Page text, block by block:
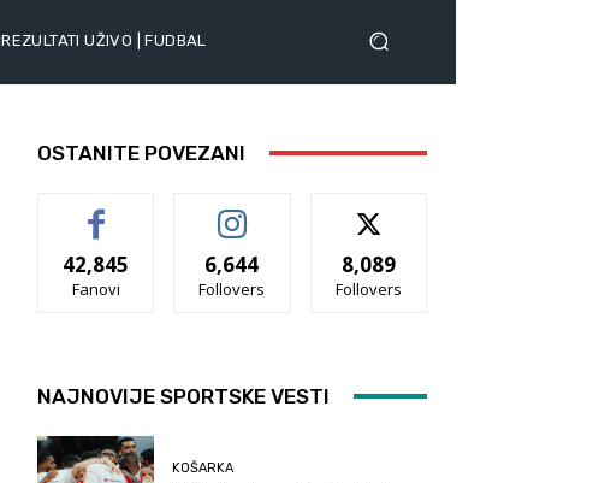
REZULTATI UŽIVO | FUDBAL
OSTANITE POVEZANI
42,845
Fanovi
6,644
Follovers
8,089
Follovers
NAJNOVIJE SPORTSKE VESTI
KOŠARKA